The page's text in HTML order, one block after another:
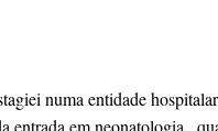
numa entidade
entrada em